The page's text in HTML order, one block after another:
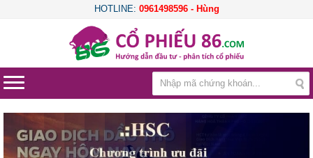
HOTLINE: 0961498596 - Hùng